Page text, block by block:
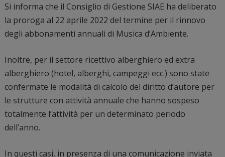
Si informa che il Consiglio di Gestione SIAE ha deliberato
la proroga al 22 aprile 2022 del termine per il rinnovo
degli abbonamenti annuali di Musica d’Ambiente.
Inoltre, per il settore ricettivo alberghiero ed extra
alberghiero (hotel, alberghi, campeggi ecc.) sono state
confermate le modalità di calcolo del diritto d’autore per
le strutture con attività annuale che hanno sospeso
totalmente l’attività per un determinato periodo
dell’anno.
In questi casi, in presenza di una comunicazione inviata